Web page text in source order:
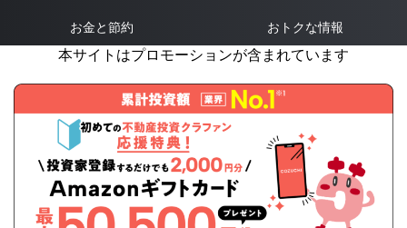
お金と節約 おトクな情報
本サイトはプロモーションが含まれています